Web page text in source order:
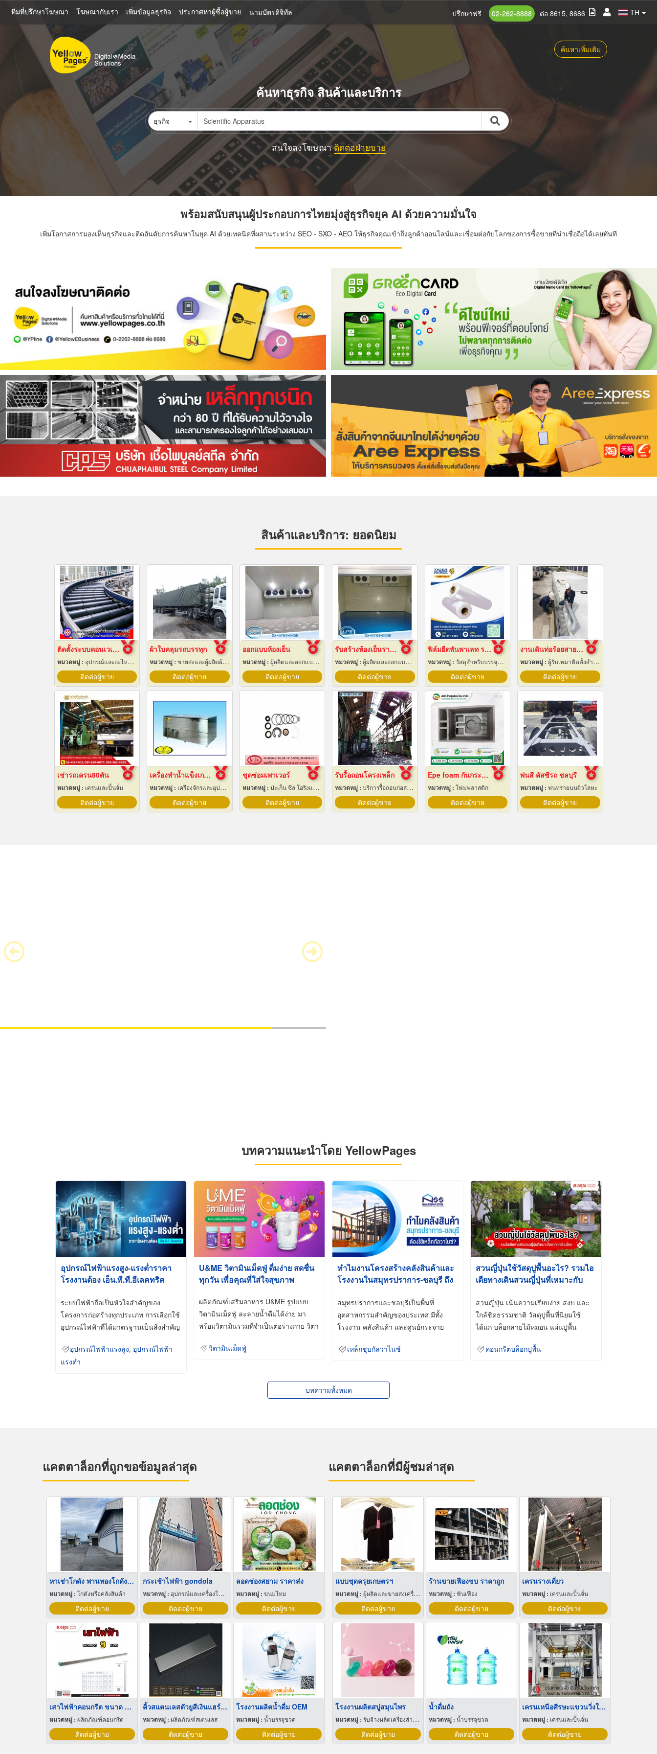
ทีมที่ปรึกษาโฆษณา โฆษณากับเรา เพิ่มข้อมูลธุรกิจ ประกาศหาผู้ซื้อผู้ขาย นามบัตรดิจิทัล TH
ปรึกษาฟรี 02-262-8888 ต่อ 8615, 8686
ค้นหาเพิ่มเติม
ค้นหาธุรกิจ สินค้าและบริการ
ธุรกิจ
สนใจลงโฆษณาติดต่อฝ่ายขาย
พร้อมสนับสนุนผู้ประกอบการไทยมุ่งสู่ธุรกิจยุค AI ด้วยความมั่นใจ
เพิ่มโอกาสการมองเห็นธุรกิจและติดอันดับการค้นหาในยุค AI ด้วยเทคนิคที่ผสานระหว่าง SEO - SXO - AEO ให้ธุรกิจคุณเข้าถึงลูกค้าออนไลน์และเชื่อมต่อกับโลกของการซื้อขายที่น่าเชื่อถือได้เลยทันที
สินค้าและบริการ: ยอดนิยม
ติดตั้งระบบคอนเวเยอร์ (conveyor)
หมวดหมู่ : อุปกรณ์และอะไหล่เครื่องลำเลียงวัสดุ
ติดต่อผู้ขาย
ผ้าใบคลุมรถบรรทุก
หมวดหมู่ : ขายส่งและผู้ผลิตผ้าใบ
ติดต่อผู้ขาย
ออกแบบห้องเย็น
หมวดหมู่ : ผู้ผลิตและออกแบบติดตั้งห้องเย็น
ติดต่อผู้ขาย
รับสร้างห้องเย็นราคาถูก
หมวดหมู่ : ผู้ผลิตและออกแบบติดตั้งห้องเย็น
ติดต่อผู้ขาย
ฟิล์มยืดพันพาเลท ราคาส่ง
หมวดหมู่ : วัสดุสำหรับบรรจุหีบห่อเครื่องจักรกล
ติดต่อผู้ขาย
งานเดินท่อร้อยสายไฟฟ้า ระยอง
หมวดหมู่ : ผู้รับเหมาติดตั้งสำหรับบ้านและโรงงานไฟฟ้า
ติดต่อผู้ขาย
เช่ารถเครน80ตัน
หมวดหมู่ : เครนและปั้นจั่น
ติดต่อผู้ขาย
เครื่องทำน้ำแข็งเกล็ด เชียงใหม่
หมวดหมู่ : เครื่องจักรและอุปกรณ์ผลิตน้ำแข็ง
ติดต่อผู้ขาย
ชุดซ่อมเพาเวอร์
หมวดหมู่ : ปะเก็น ซีล โอริงและออยซีล
ติดต่อผู้ขาย
รับรื้อถอนโครงเหล็ก
หมวดหมู่ : บริการรื้อถอนก่อสร้าง
ติดต่อผู้ขาย
Epe foam กันกระแทก
หมวดหมู่ : โฟมพลาสติก
ติดต่อผู้ขาย
พ่นสี คัสซีรถ ชลบุรี
หมวดหมู่ : พ่นทรายบนผิวโลหะ
ติดต่อผู้ขาย
บทความแนะนำโดย YellowPages
อุปกรณ์ไฟฟ้าแรงสูง-แรงต่ำราคา
โรงงานต้อง เอ็น.พี.ที.อีเลคทริค
ระบบไฟฟ้าถือเป็นหัวใจสำคัญของ
โครงการก่อสร้างทุกประเภท การเลือกใช้
อุปกรณ์ไฟฟ้าที่ได้มาตรฐานเป็นสิ่งสำคัญ
อุปกรณ์ไฟฟ้าแรงสูง
อุปกรณ์ไฟฟ้า
แรงต่ำ
U&ME วิตามินเม็ดฟู่ ดื่มง่าย สดชื่น
ทุกวัน เพื่อคุณที่ใส่ใจสุขภาพ
ผลิตภัณฑ์เสริมอาหาร U&ME รูปแบบ
วิตามินเม็ดฟู่ ละลายน้ำดื่มได้ง่าย มา
พร้อมวิตามินรวมที่จำเป็นต่อร่างกาย วิตา
วิตามินเม็ดฟู่
ทำไมงานโครงสร้างคลังสินค้าและ
โรงงานในสมุทรปราการ-ชลบุรี ถึง
Galvanized)
สมุทรปราการและชลบุรีเป็นพื้นที่
อุตสาหกรรมสำคัญของประเทศ มีทั้ง
โรงงาน คลังสินค้า และศูนย์กระจาย
เหล็กชุบกัลวาไนซ์
สวนญี่ปุ่นใช้วัสดุปูพื้นอะไร? รวมไอ
เดียทางเดินสวนญี่ปุ่นที่เหมาะกับ
สวนญี่ปุ่น เน้นความเรียบง่าย สงบ และ
ใกล้ชิดธรรมชาติ วัสดุปูพื้นที่นิยมใช้
ได้แก่ บล็อกลายไม้หมอน แผ่นปูพื้น
คอนกรีตบล็อกปูพื้น
บทความทั้งหมด
แคตตาล็อกที่ถูกขอข้อมูลล่าสุด
หาเช่าโกดัง พานทองโกดังให้เช่าราคาถูก
หมวดหมู่ : โกดังหรือคลังสินค้า
ติดต่อผู้ขาย
กระเช้าไฟฟ้า gondola
หมวดหมู่ : อุปกรณ์และเครื่องใช้ก่อสร้าง
ติดต่อผู้ขาย
ลอดช่องสยาม ราคาส่ง
หมวดหมู่ :ขนมไทย
ติดต่อผู้ขาย
เสาไฟฟ้าคอนกรีต ขนาด 9 เมตร มาตรฐานการไฟฟ้าส่วนภูมิภาค
หมวดหมู่ : ผลิตภัณฑ์คอนกรีต
ติดต่อผู้ขาย
คิ้วสแตนเลสตัวยูสีเงินแฮร์ไลน์
หมวดหมู่ : ผลิตภัณฑ์สเตนเลส
ติดต่อผู้ขาย
โรงงานผลิตน้ำดื่ม OEM
หมวดหมู่ :น้ำบรรจุขวด
ติดต่อผู้ขาย
แคตตาล็อกที่มีผู้ชมล่าสุด
แบบชุดครุยเกษตรฯ
หมวดหมู่ : ผู้ผลิตและขายส่งเครื่องแบบ
ติดต่อผู้ขาย
ร้านขายเฟืองขบ ราคาถูก
หมวดหมู่ : ฟันเฟือง
ติดต่อผู้ขาย
เครนรางเดี่ยว
หมวดหมู่ : เครนและปั้นจั่น
ติดต่อผู้ขาย
โรงงานผลิตสบู่สมุนไพร
หมวดหมู่ : รับจ้างผลิตเครื่องสำอาง
ติดต่อผู้ขาย
น้ำดื่มถัง
หมวดหมู่ : น้ำบรรจุขวด
ติดต่อผู้ขาย
เครนเหนือศีรษะแขวนวิ่งใต้ราง
หมวดหมู่ : เครนและปั้นจั่น
ติดต่อผู้ขาย